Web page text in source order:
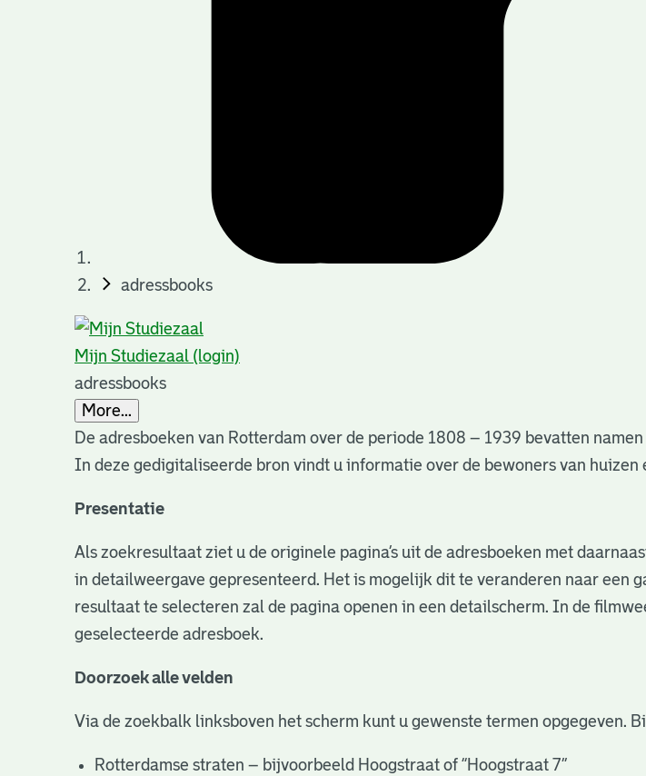
adressbooks
Mijn Studiezaal (login)
adressbooks
More...
De adresboeken van Rotterdam over de periode 1808 – 1939 bevatten
In deze gedigitaliseerde bron vindt u informatie over de bewoners van huizen
Presentatie
Als zoekresultaat ziet u de originele pagina’s uit de adresboeken met
in detailweergave gepresenteerd. Het is mogelijk dit te veranderen naar een
resultaat te selecteren zal de pagina openen in een detailscherm. In de
geselecteerde adresboek.
Doorzoek alle velden
Via de zoekbalk linksboven het scherm kunt u gewenste termen opgegeven.
Rotterdamse straten – bijvoorbeeld Hoogstraat of “Hoogstraat 7”